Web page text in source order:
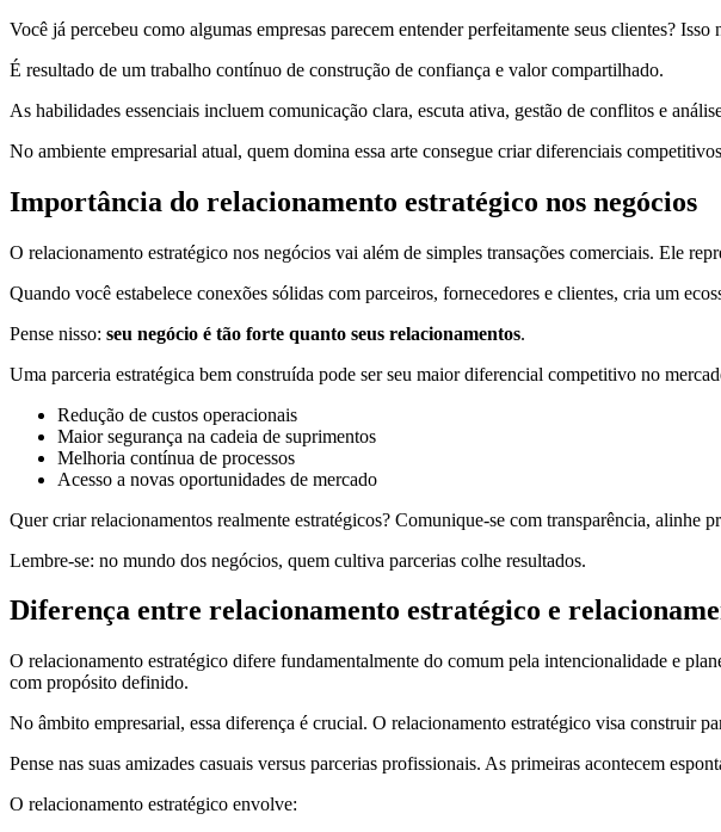
Você já percebeu como algumas empresas parecem entender perfeitamente seus clientes? Isso
É resultado de um trabalho contínuo de construção de confiança e valor compartilhado.
As habilidades essenciais incluem comunicação clara, escuta ativa, gestão de conflitos e
No ambiente empresarial atual, quem domina essa arte consegue criar diferenciais
Importância do relacionamento estratégico nos negócios
O relacionamento estratégico nos negócios vai além de simples transações comerciais. Ele
Quando você estabelece conexões sólidas com parceiros, fornecedores e clientes, cria um
Pense nisso: seu negócio é tão forte quanto seus relacionamentos.
Uma parceria estratégica bem construída pode ser seu maior diferencial competitivo no
Redução de custos operacionais
Maior segurança na cadeia de suprimentos
Melhoria contínua de processos
Acesso a novas oportunidades de mercado
Quer criar relacionamentos realmente estratégicos? Comunique-se com transparência, alinhe
Lembre-se: no mundo dos negócios, quem cultiva parcerias colhe resultados.
Diferença entre relacionamento estratégico e
O relacionamento estratégico difere fundamentalmente do comum pela intencionalidade e
com propósito definido.
No âmbito empresarial, essa diferença é crucial. O relacionamento estratégico visa construir
Pense nas suas amizades casuais versus parcerias profissionais. As primeiras acontecem
O relacionamento estratégico envolve: